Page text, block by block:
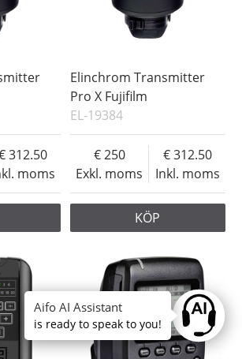
moms
312.50
Elinchrom Transmitter
Pro X Fujifilm
EL-19384
Exkl. moms
250
Inkl. moms
312.50
KÖP
Ask
Aifo AI Assistant
is ready to speak to you!